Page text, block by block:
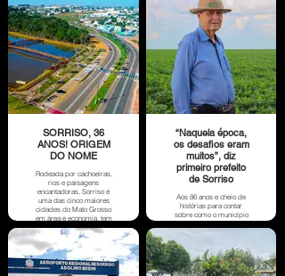
SORRISO, 36
ANOS! ORIGEM
DO NOME
Rodeada por cachoeiras,
rios e paisagens
encantadoras, Sorriso é
uma das cinco maiores
cidades do Mato Grosso
em área e economia, tem
como principal
atividade, o cultivo da
soja, o que explica o
título recebido em 2012,
de “Capital Nacional do
Agronegócio”.
“Naquela época,
os desafios eram
muitos”, diz
primeiro prefeito
de Sorriso
Aos 86 anos e cheio de
histórias para contar
sobre como o município
se transformou ao longo
Alcino Manfrói mantém
na memória todas as
dificuldades que
enfrentou para